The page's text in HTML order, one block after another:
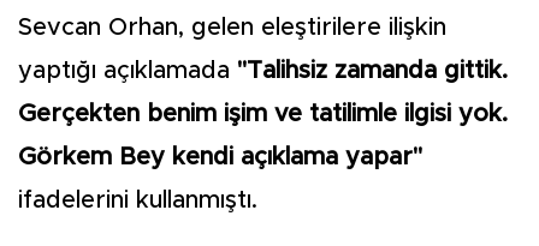
Sevcan Orhan, gelen eleştirilere ilişkin
yaptığı açıklamada "Talihsiz zamanda gittik.
Gerçekten benim işim ve tatilimle ilgisi yok.
Görkem Bey kendi açıklama yapar"
ifadelerini kullanmıştı.